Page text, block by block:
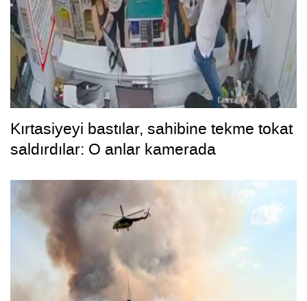
Kırtasiyeyi bastılar, sahibine tekme tokat
saldırdılar: O anlar kamerada